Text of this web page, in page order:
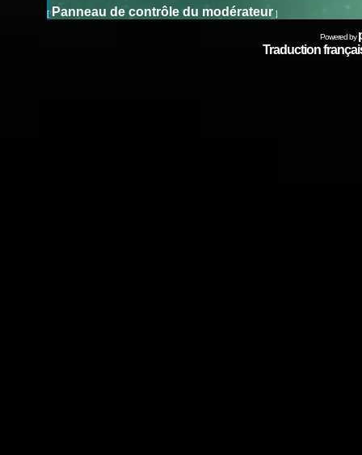
nouveau
sujet
[ Panneau de contrôle du modérateur]
Powered by
Traduction